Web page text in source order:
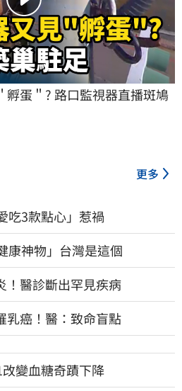
孵蛋＂? 路口監視器直播斑鳩
更多
吃3款點心」惹禍
康神物」台灣是這個
！醫診斷出罕見疾病
乳癌！醫：致命盲點
變血糖奇蹟下降